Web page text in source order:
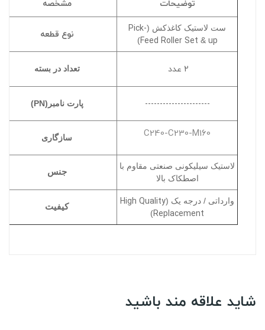
توضیحات مشخصه
ست لاستیک کاغذکش (Pick-
up
&
Feed Roller Set
) نوع قطعه
2 عدد تعداد در بسته
---------------------- پارت نامبر(PN)
C240-C230-M160 سازگاری
لاستیک سیلیکونی صنعتی مقاوم با
اصطکاک بالا
جنس
وارداتی / درجه یک (High Quality
Replacement
)
کیفیت
شاید علاقه مند باشید